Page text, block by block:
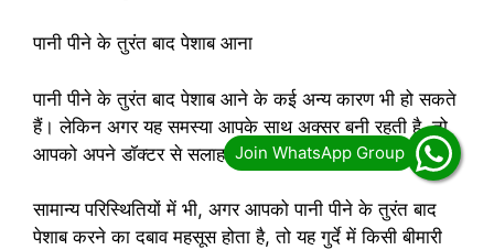
पानी पीने के तुरंत बाद पेशाब आना
पानी पीने के तुरंत बाद पेशाब आने के कई अन्य कारण भी हो सकते
हैं। लेकिन अगर यह समस्या आपके साथ अक्सर बनी रहती है, तो
आपको अपने डॉक्टर से सलाह लेनी चाहिए।
सामान्य परिस्थितियों में भी, अगर आपको पानी पीने के तुरंत बाद
पेशाब करने का दबाव महसूस होता है, तो यह गुर्दे में किसी बीमारी